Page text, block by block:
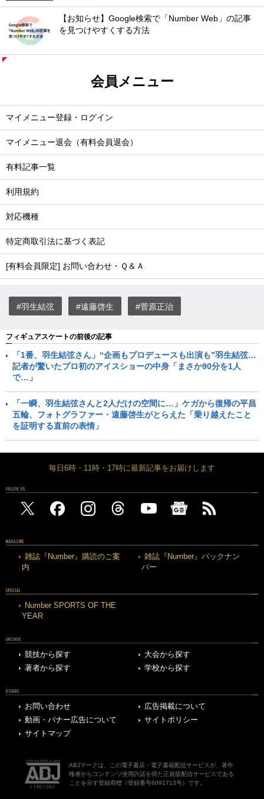
【お知らせ】Google検索で「Number Web」の記事
を見つけやすくする方法
会員メニュー
マイメニュー登録・ログイン
マイメニュー退会（有料会員退会）
有料記事一覧
利用規約
対応機種
特定商取引法に基づく表記
[有料会員限定] お問い合わせ・Ｑ＆Ａ
#羽生結弦 #遠藤啓生 #菅原正治
フィギュアスケートの前後の記事
「1番、羽生結弦さん」“企画もプロデュースも出演も”羽生結弦…
記者が驚いたプロ初のアイスショーの中身「まさか90分を1人
で…」
「一瞬、羽生結弦さんと2人だけの空間に…」ケガから復帰の平昌
五輪、フォトグラファー・遠藤啓生がとらえた「乗り越えたこと
を証明する直前の表情」
毎日6時・11時・17時に最新記事をお届けします
FOLLOW US
MAGAZINE
雑誌『Number』購読のご案
内
雑誌『Number』バックナン
バー
SPECIAL
Number SPORTS OF THE
YEAR
ARCHIVE
競技から探す
大会から探す
著者から探す
学校から探す
OTHERS
お問い合わせ
広告掲載について
動画・バナー広告について
サイトポリシー
サイトマップ
ABJマークは、この電子書店・電子書籍配信サービスが、著作
権者からコンテンツ使用許諾を得た正規版配信サービスである
ことを示す登録商標（登録番号6091713号）です。